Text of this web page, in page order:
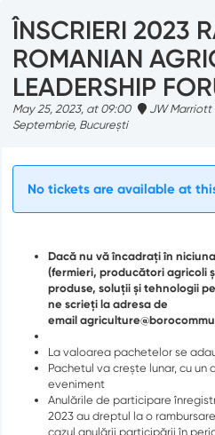
ÎNSCRIERI 2023
ROMANIAN
LEADERSHIP
May 25, 2023, at 09:00
JW Marriott
Septembrie, București
No tickets are available at
Dacă nu vă încadrați în
(fermieri, producători agricoli
produse, soluții și tehnologii
ne scrieți la adresa de
email
La valoarea pachetelor se
Pachetul va crește lunar, cu un
eveniment
Anulările de participare
2023 au dreptul la o
cazul anulării participării în